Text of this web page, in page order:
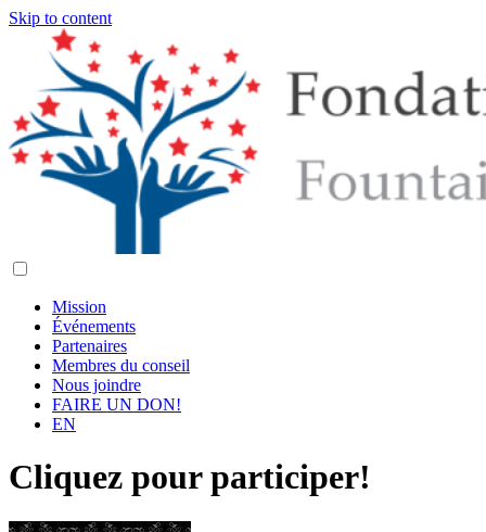
Skip to content
Mission
Événements
Partenaires
Membres du conseil
Nous joindre
FAIRE UN DON!
EN
Cliquez pour participer!